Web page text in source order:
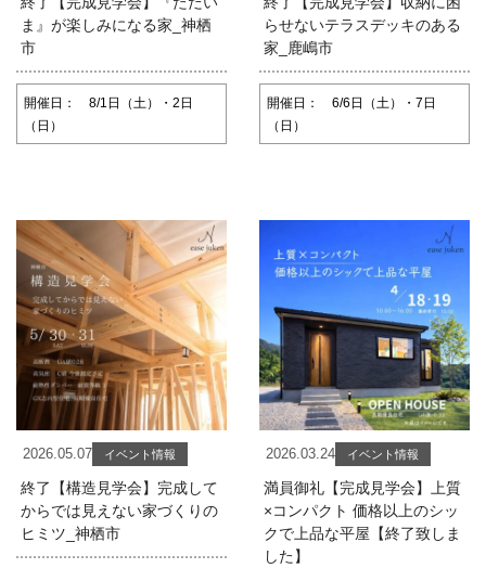
ま』が楽しみになる家_神栖
市
開催日： 8/1日（土）・2日
（日）
らせないテラスデッキのある
家_鹿嶋市
開催日： 6/6日（土）・7日
（日）
2026.05.07 イベント情報
終了【構造見学会】完成して
からでは見えない家づくりの
ヒミツ_神栖市
2026.03.24 イベント情報
満員御礼【完成見学会】上質
×コンパクト 価格以上のシッ
クで上品な平屋【終了致しま
した】